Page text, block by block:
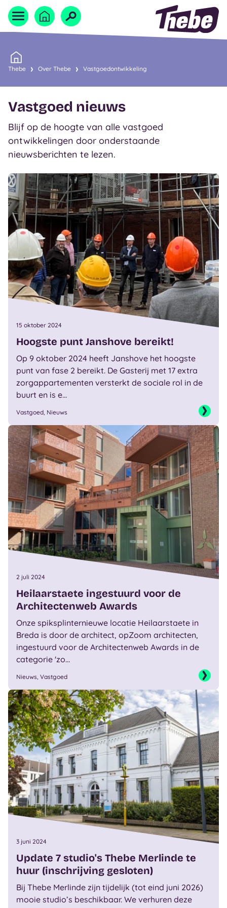
Home
Naar homepage
Thebe Over Thebe Vastgoedontwikkeling
Vastgoed nieuws
Blijf op de hoogte van alle vastgoed
ontwikkelingen door onderstaande
nieuwsberichten te lezen.
15 oktober 2024
Hoogste punt Janshove bereikt!
Op 9 oktober 2024 heeft Janshove het hoogste
punt van fase 2 bereikt. De Gasterij met 17 extra
zorgappartementen versterkt de sociale rol in de
buurt en is e...
Vastgoed, Nieuws
2 juli 2024
Heilaarstaete ingestuurd voor de
Architectenweb Awards
Onze spiksplinternieuwe locatie Heilaarstaete in
Breda is door de architect, opZoom architecten,
ingestuurd voor de Architectenweb Awards in de
categorie 'zo...
Nieuws, Vastgoed
3 juni 2024
Update 7 studio's Thebe Merlinde te
huur (inschrijving gesloten)
Bij Thebe Merlinde zijn tijdelijk (tot eind juni 2026)
mooie studio’s beschikbaar. We verhuren deze